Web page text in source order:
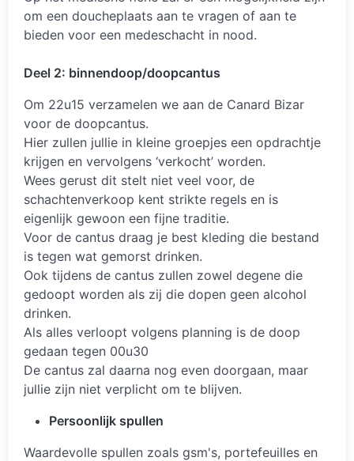
om een doucheplaats aan te vragen of aan te
bieden voor een medeschacht in nood.
Deel 2: binnendoop/doopcantus
Om 22u15 verzamelen we aan de Canard Bizar
voor de doopcantus.
Hier zullen jullie in kleine groepjes een opdrachtje
krijgen en vervolgens ‘verkocht’ worden.
Wees gerust dit stelt niet veel voor, de
schachtenverkoop kent strikte regels en is
eigenlijk gewoon een fijne traditie.
Voor de cantus draag je best kleding die bestand
is tegen wat gemorst drinken.
Ook tijdens de cantus zullen zowel degene die
gedoopt worden als zij die dopen geen alcohol
drinken.
Als alles verloopt volgens planning is de doop
gedaan tegen 00u30
De cantus zal daarna nog even doorgaan, maar
jullie zijn niet verplicht om te blijven.
Persoonlijk spullen
Waardevolle spullen zoals gsm's, portefeuilles en